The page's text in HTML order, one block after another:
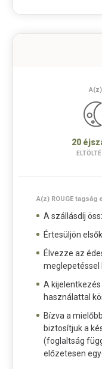
20
A(z) ROUGE tagság
A szállásdíj
Értesüljön
Élvezze az
meglepetéssel
A
használattal
Bízva a
biztosítjuk a
(foglaltság
előzetesen